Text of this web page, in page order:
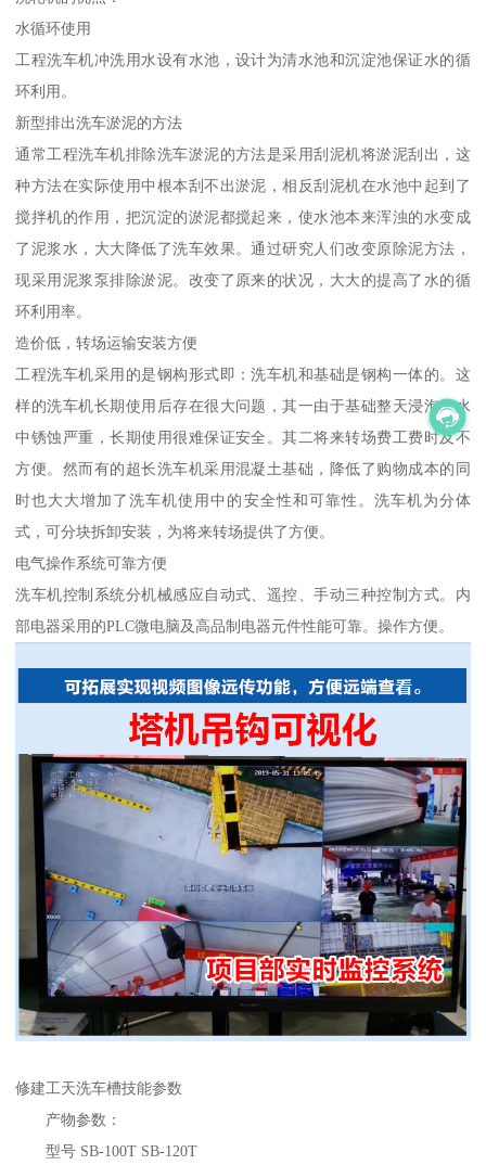
水循环使用
工程洗车机冲洗用水设有水池，设计为清水池和沉淀池保证水的循
环利用。
新型排出洗车淤泥的方法
通常工程洗车机排除洗车淤泥的方法是采用刮泥机将淤泥刮出，这
种方法在实际使用中根本刮不出淤泥，相反刮泥机在水池中起到了
搅拌机的作用，把沉淀的淤泥都搅起来，使水池本来浑浊的水变成
了泥浆水，大大降低了洗车效果。通过研究人们改变原除泥方法，
现采用泥浆泵排除淤泥。改变了原来的状况，大大的提高了水的循
环利用率。
造价低，转场运输安装方便
工程洗车机采用的是钢构形式即：洗车机和基础是钢构一体的。这
样的洗车机长期使用后存在很大问题，其一由于基础整天浸泡在水
中锈蚀严重，长期使用很难保证安全。其二将来转场费工费时及不
方便。然而有的超长洗车机采用混凝土基础，降低了购物成本的同
时也大大增加了洗车机使用中的安全性和可靠性。洗车机为分体
式，可分块拆卸安装，为将来转场提供了方便。
电气操作系统可靠方便
洗车机控制系统分机械感应自动式、遥控、手动三种控制方式。内
部电器采用的PLC微电脑及高品制电器元件性能可靠。操作方便。
修建工天洗车槽技能参数
产物参数：
型号 SB-100T SB-120T